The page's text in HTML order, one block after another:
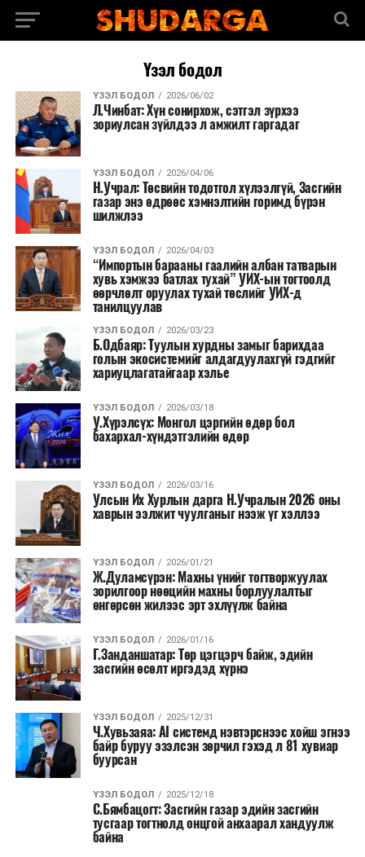
Үзэл бодол
ҮЗЭЛ БОДОЛ 2026/06/02
Л.Чинбат: Хүн сонирхож, сэтгэл зүрхээ
зориулсан зүйлдээ л амжилт гаргадаг
ҮЗЭЛ БОДОЛ 2026/04/06
Н.Учрал: Төсвийн тодотгол хүлээлгүй, Засгийн
газар энэ өдрөөс хэмнэлтийн горимд бүрэн
шилжлээ
ҮЗЭЛ БОДОЛ 2026/04/03
“Импортын барааны гаалийн албан татварын
хувь хэмжээ батлах тухай” УИХ-ын тогтоолд
өөрчлөлт оруулах тухай төслийг УИХ-д
танилцуулав
ҮЗЭЛ БОДОЛ 2026/03/23
Б.Одбаяр: Туулын хурдны замыг барихдаа
голын экосистемийг алдагдуулахгүй гэдгийг
хариуцлагатайгаар хэлье
ҮЗЭЛ БОДОЛ 2026/03/18
У.Хүрэлсүх: Монгол цэргийн өдөр бол
бахархал-хүндэтгэлийн өдөр
ҮЗЭЛ БОДОЛ 2026/03/16
Улсын Их Хурлын дарга Н.Учралын 2026 оны
хаврын ээлжит чуулганыг нээж үг хэллээ
ҮЗЭЛ БОДОЛ 2026/01/21
Ж.Дуламсүрэн: Махны үнийг тогтворжуулах
зорилгоор нөөцийн махны борлуулалтыг
өнгөрсөн жилээс эрт эхлүүлж байна
ҮЗЭЛ БОДОЛ 2026/01/16
Г.Занданшатар: Төр цэгцэрч байж, эдийн
засгийн өсөлт иргэдэд хүрнэ
ҮЗЭЛ БОДОЛ 2025/12/31
Ч.Хувьзаяа: AI системд нэвтэрснээс хойш эгнээ
байр буруу эзэлсэн зөрчил гэхэд л 81 хувиар
буурсан
ҮЗЭЛ БОДОЛ 2025/12/18
С.Бямбацогт: Засгийн газар эдийн засгийн
тусгаар тогтнолд онцгой анхаарал хандуулж
байна